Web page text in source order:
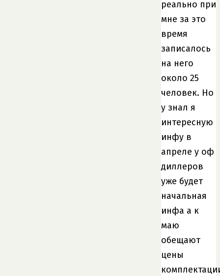
реально при
мне за это
время
записалось
на него
около 25
человек. Но
у знал я
интересную
инфу в
апреле у оф
диллеров
уже будет
начальная
инфа а к
маю
обещают
цены